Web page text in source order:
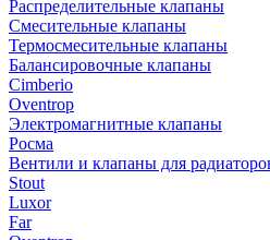
Распределительные клапаны
Cмесительные клапаны
Термосмесительные клапаны
Балансировочные клапаны
Cimberio
Oventrop
Электромагнитные клапаны
Росма
Вентили и клапаны для
Stout
Luxor
Far